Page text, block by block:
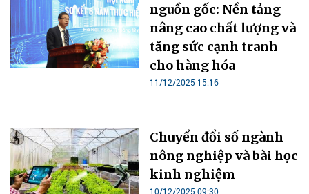
nguồn gốc: Nền tảng
nâng cao chất lượng và
tăng sức cạnh tranh
cho hàng hóa
11/12/2025 15:16
Chuyển đổi số ngành
nông nghiệp và bài học
kinh nghiệm
10/12/2025 09:30